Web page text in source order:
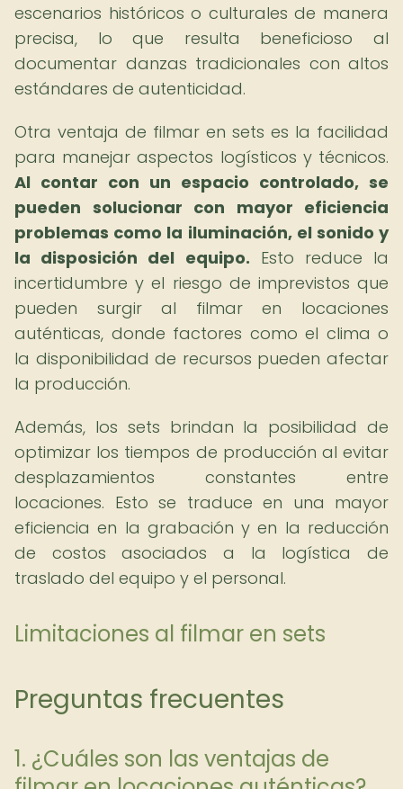
escenarios históricos o culturales de manera
precisa, lo que resulta beneficioso al
documentar danzas tradicionales con altos
estándares de autenticidad.
Otra ventaja de filmar en sets es la facilidad
para manejar aspectos logísticos y técnicos.
Al contar con un espacio controlado, se
pueden solucionar con mayor eficiencia
problemas como la iluminación, el sonido y
la disposición del equipo. Esto reduce la
incertidumbre y el riesgo de imprevistos que
pueden surgir al filmar en locaciones
auténticas, donde factores como el clima o
la disponibilidad de recursos pueden afectar
la producción.
Además, los sets brindan la posibilidad de
optimizar los tiempos de producción al evitar
desplazamientos constantes entre
locaciones. Esto se traduce en una mayor
eficiencia en la grabación y en la reducción
de costos asociados a la logística de
traslado del equipo y el personal.
Limitaciones al filmar en sets
Preguntas frecuentes
1. ¿Cuáles son las ventajas de